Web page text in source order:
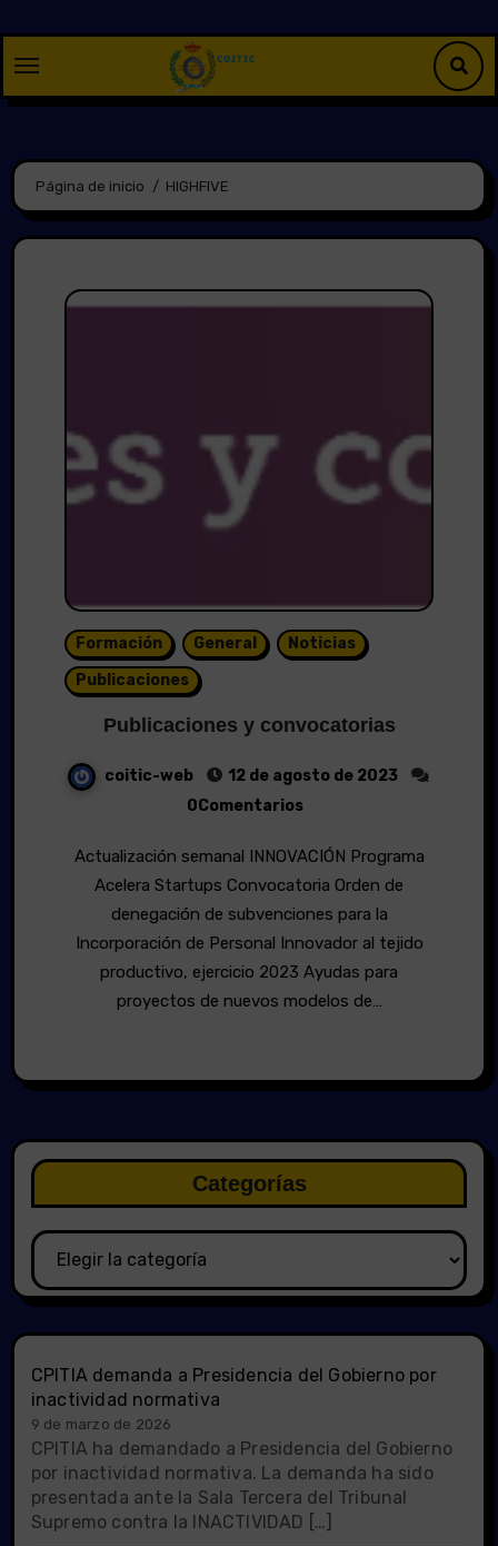
contenido
Página de inicio HIGHFIVE
Formación General
Noticias
Publicaciones
Publicaciones y convocatorias
coitic-web
12 de agosto de 2023
0Comentarios
Actualización semanal INNOVACIÓN Programa
Acelera Startups Convocatoria Orden de
denegación de subvenciones para la
Incorporación de Personal Innovador al tejido
productivo, ejercicio 2023 Ayudas para
proyectos de nuevos modelos de…
Categorías
Categorías
CPITIA demanda a Presidencia del Gobierno por
inactividad normativa
9 de marzo de 2026
CPITIA ha demandado a Presidencia del Gobierno
por inactividad normativa. La demanda ha sido
presentada ante la Sala Tercera del Tribunal
Supremo contra la INACTIVIDAD […]